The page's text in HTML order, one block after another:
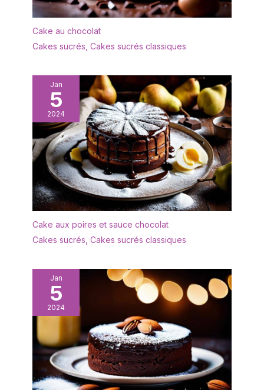
Cake au chocolat
Cakes sucrés Cakes sucrés classiques
Jan
5
2024
Cake aux poires et sauce chocolat
Cakes sucrés, Cakes sucrés classiques
Jan
5
2024